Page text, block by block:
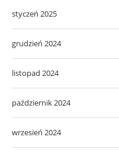
styczeń 2025
grudzień 2024
listopad 2024
październik 2024
wrzesień 2024